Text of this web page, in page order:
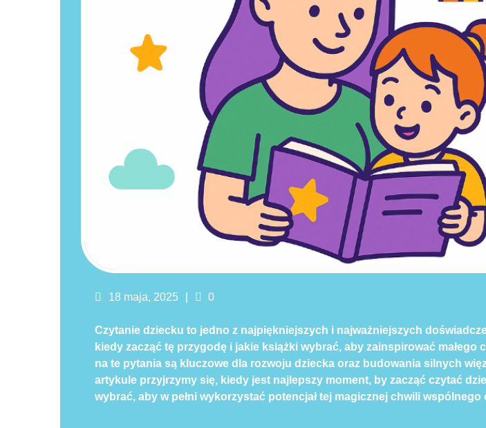
Posted
18 maja, 2025 Komentarze
0
Czytanie dziecku to jedno z najpiękniejszych i najważniejszych
kiedy zacząć tę przygodę i jakie książki wybrać, aby zainspirować małego
na te pytania są kluczowe dla rozwoju dziecka oraz budowania silnych
artykule przyjrzymy się, kiedy jest najlepszy moment, by zacząć czytać
wybrać, aby w pełni wykorzystać potencjał tej magicznej chwili wspólnego